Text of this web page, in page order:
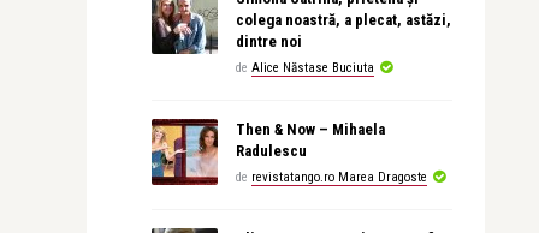
colega noastră, a plecat, astăzi,
dintre noi
de Alice Năstase Buciuta
Then & Now – Mihaela
Radulescu
de revistatango.ro Marea Dragoste